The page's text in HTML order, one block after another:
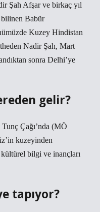
Şah Afşar ve birkaç yıl
Babür
Kuzey Hindistan
Nadir Şah, Mart
sonra Delhi’ye
gelir?
Çağı’nda (MÖ
kuzeyinden
bilgi ve inançları
tapıyor?